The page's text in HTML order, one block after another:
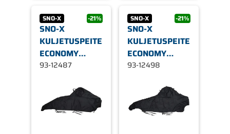
SNO-X -21%
SNO-X
KULJETUSPEITE
ECONOMY
ARCTIC CAT
93-12487
SNO-X -21%
SNO-X
KULJETUSPEITE
ECONOMY
ARCTIC CAT
93-12498